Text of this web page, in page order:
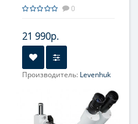
LCD
0
21 990р.
Производитель: Levenhuk
Фокусировка:
Грубая